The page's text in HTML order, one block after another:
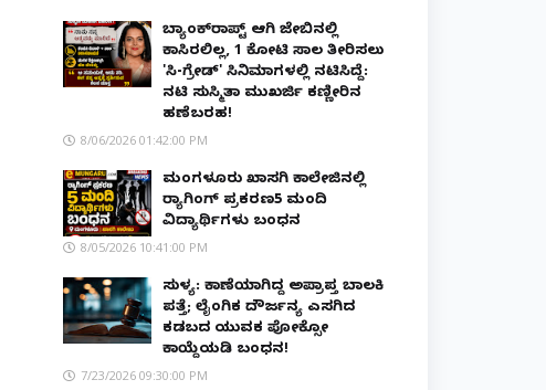
ಬ್ಯಾಂಕ್‌ರಾಪ್ಟ್‌ ಆಗಿ ಜೇಬಿನಲ್ಲಿ
ಕಾಸಿರಲಿಲ್ಲ, ₹1 ಕೋಟಿ ಸಾಲ ತೀರಿಸಲು
'ಸಿ-ಗ್ರೇಡ್' ಸಿನಿಮಾಗಳಲ್ಲಿ ನಟಿಸಿದ್ದೆ:
ನಟಿ ಸುಸ್ಮಿತಾ ಮುಖರ್ಜಿ ಕಣ್ಣೀರಿನ
ಹಣೆಬರಹ!
8/06/2026 01:42:00 PM
ಮಂಗಳೂರು ಖಾಸಗಿ ಕಾಲೇಜಿನಲ್ಲಿ
ರ‌್ಯಾಗಿಂಗ್ ಪ್ರಕರಣ5 ಮಂದಿ
ವಿದ್ಯಾರ್ಥಿಗಳು ಬಂಧನ
8/05/2026 10:41:00 PM
ಸುಳ್ಯ: ಕಾಣೆಯಾಗಿದ್ದ ಅಪ್ರಾಪ್ತ ಬಾಲಕಿ
ಪತ್ತೆ; ಲೈಂಗಿಕ ದೌರ್ಜನ್ಯ ಎಸಗಿದ
ಕಡಬದ ಯುವಕ ಪೋಕ್ಸೋ
ಕಾಯ್ದೆಯಡಿ ಬಂಧನ!
7/23/2026 09:30:00 PM